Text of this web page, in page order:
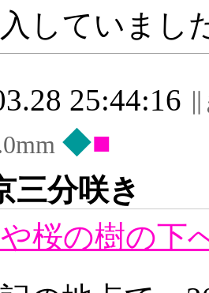
していまし
25:44:16
◆
三分咲き
桜の樹の下